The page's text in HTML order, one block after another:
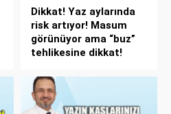
Dikkat! Yaz aylarında
risk artıyor! Masum
görünüyor ama “buz”
tehlikesine dikkat!